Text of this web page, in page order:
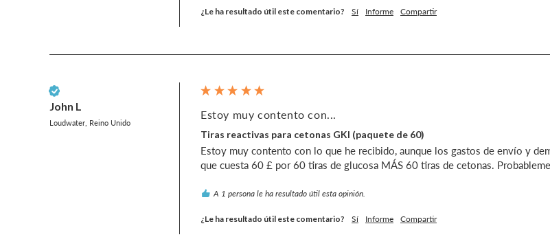
¿Le ha resultado útil este comentario? Sí Informe Compartir
John L
Loudwater, Reino Unido
Estoy muy contento con...
Tiras reactivas para cetonas GKI (paquete de 60)
Estoy muy contento con lo que he recibido, aunque los gastos de envío y
que cuesta 60 £ por 60 tiras de glucosa MÁS 60 tiras de cetonas.
A 1 persona le ha resultado útil esta opinión.
¿Le ha resultado útil este comentario? Sí Informe Compartir